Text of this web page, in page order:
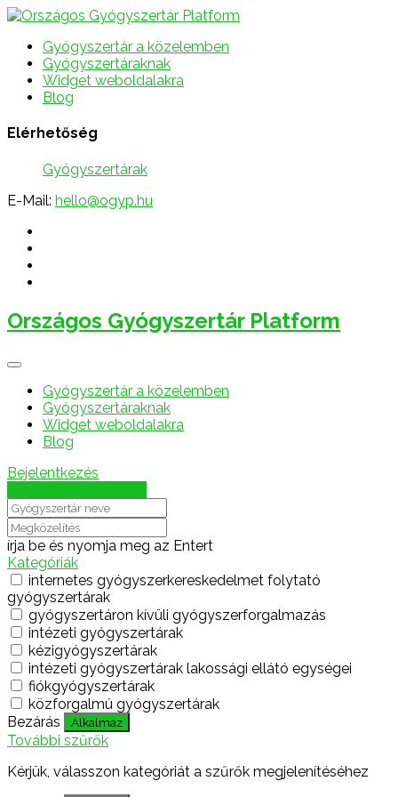
Gyógyszertár a közelemben
Gyógyszertáraknak
Widget weboldalakra
Blog
Elérhetőség
Gyógyszertárak
E-Mail: hello@ogyp.hu
Országos Gyógyszertár Platform
Gyógyszertár a közelemben
Gyógyszertáraknak
Widget weboldalakra
Blog
Bejelentkezés
írja be és nyomja meg az Entert
Kategóriák
internetes gyógyszerkereskedelmet folytató
gyógyszertárak
gyógyszertáron kívüli gyógyszerforgalmazás
intézeti gyógyszertárak
kézigyógyszertárak
intézeti gyógyszertárak lakossági ellátó egységei
fiókgyógyszertárak
közforgalmú gyógyszertárak
Bezárás
Alkalmaz
További szűrők
Kérjük, válasszon kategóriát a szűrők megjelenítéséhez